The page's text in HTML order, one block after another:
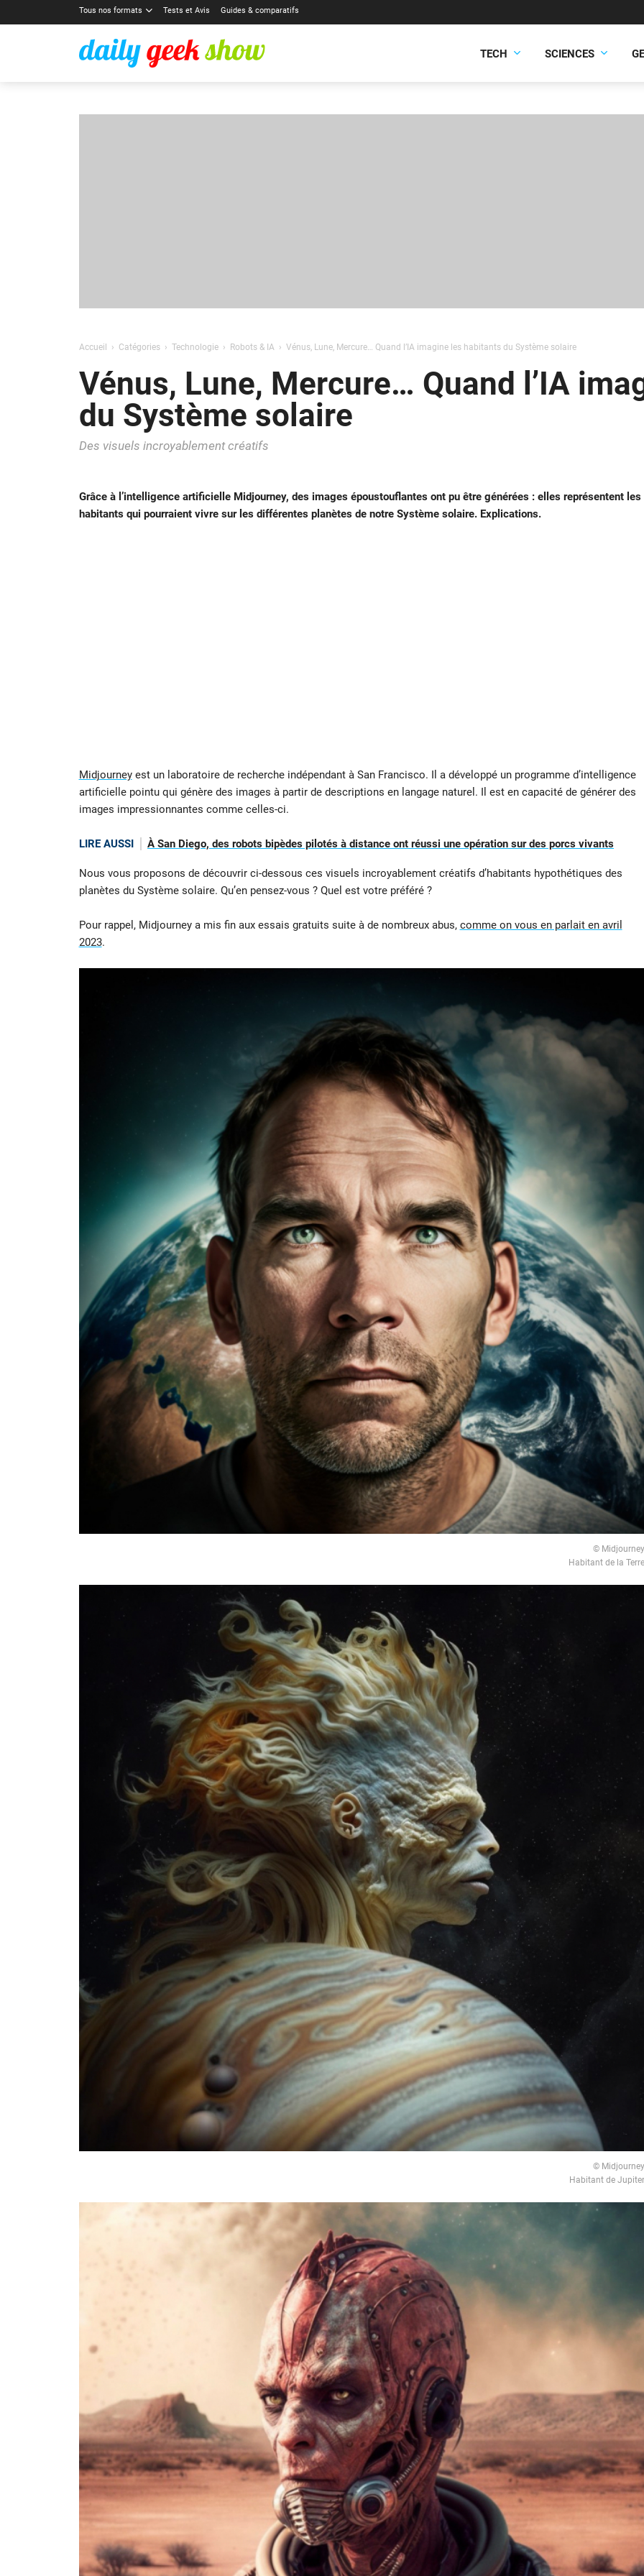
Tous nos formats Tests et Avis Guides & comparatifs
TECH SCIENCES
Accueil Catégories Technologie Robots & IA Vénus, Lune, Mercure… Quand l’IA imagine les habitants du Système solaire
Vénus, Lune, Mercure… Quand l’IA
du Système solaire
Des visuels incroyablement créatifs
Grâce à l’intelligence artificielle Midjourney, des images époustouflantes ont pu être générées : elles représentent les
habitants qui pourraient vivre sur les différentes planètes de notre Système solaire. Explications.
Midjourneyest un laboratoire de recherche indépendant à San Francisco. Il a développé un programme d’intelligence
artificielle pointu qui génère des images à partir de descriptions en langage naturel. Il est en capacité de générer des
images impressionnantes comme celles-ci.
LIRE AUSSI À San Diego, des robots bipèdes pilotés à distance ont réussi une opération sur des porcs vivants
Nous vous proposons de découvrir ci-dessous ces visuels incroyablement créatifs d’habitants hypothétiques des
planètes du Système solaire. Qu’en pensez-vous ? Quel est votre préféré ?
Pour rappel, Midjourney a mis fin aux essais gratuits suite à de nombreux abus, comme on vous en parlait en avril
2023.
© Midjourney
Habitant de la Terre
© Midjourney
Habitant de Jupiter